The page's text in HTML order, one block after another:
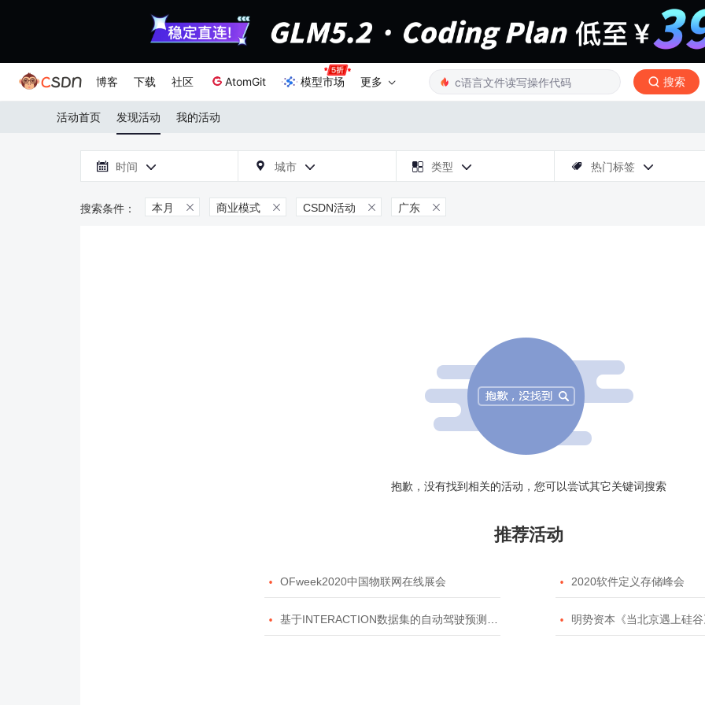
博客 下载 社区 AtomGit 模型市场 更多 搜索
活动首页 发现活动 我的活动
 时间   城市   类型   热门标签 
本月  商业模式  CSDN活动  广东 
抱歉，没有找到相关的活动，您可以尝试其它关键词搜索
推荐活动
 OFweek2020中国物联网在线展会  2020软件定义存储峰会
 基于INTERACTION数据集的自动驾驶预测模型挑战赛  明势资本《当北京遇上硅谷》系列